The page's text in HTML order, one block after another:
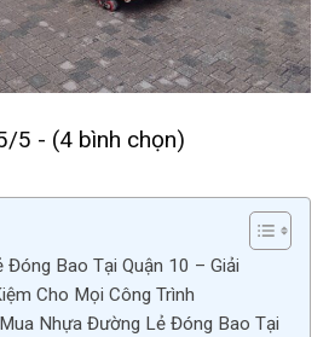
5 - (4 bình chọn)
Bao Tại Quận 10 – Giải
Cho Mọi Công Trình
Nhựa Đường Lẻ Đóng Bao Tại